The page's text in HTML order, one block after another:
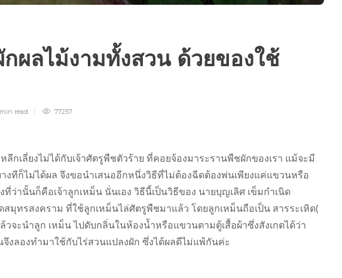
ผลไม้งามทั้งสวน ด้วยของใช้
read 77257
กเลี่ยงไม่ได้กับเจ้าศัตรูพืชตัวร้าย ที่คอยจ้องมาระรานพืชผักของเรา แม้จะมี
างทีก็ไม่ได้ผล จึงขอนำเสนออีกหนึ่งวิธีที่ไม่ต้องฉีดต้องพ่นเพียงแค่แขวนหรือ
ที่ว่านั้นก็คือเจ้าลูกเหม็น นั่นเอง วิธีนี้เป็นวิธีของ นายบุญเลิศ เข็มกำเนิด
มุทรสงคราม ที่ใช้ลูกเหม็นไล่ศัตรูพืชมาแล้ว โดยลูกเหม็นถือเป็น สารระเหิด(
วจะนำลูก เหม็น ไปดับกลิ่นในห้องน้ำหรือแขวนตามตู้เสื้อผ้าซึ่งสังเกตได้ว่า
งลองทำมาใช้กับไร่สวนแปลงผัก ซึ่งได้ผลดีไม่แพ้กันค่ะ